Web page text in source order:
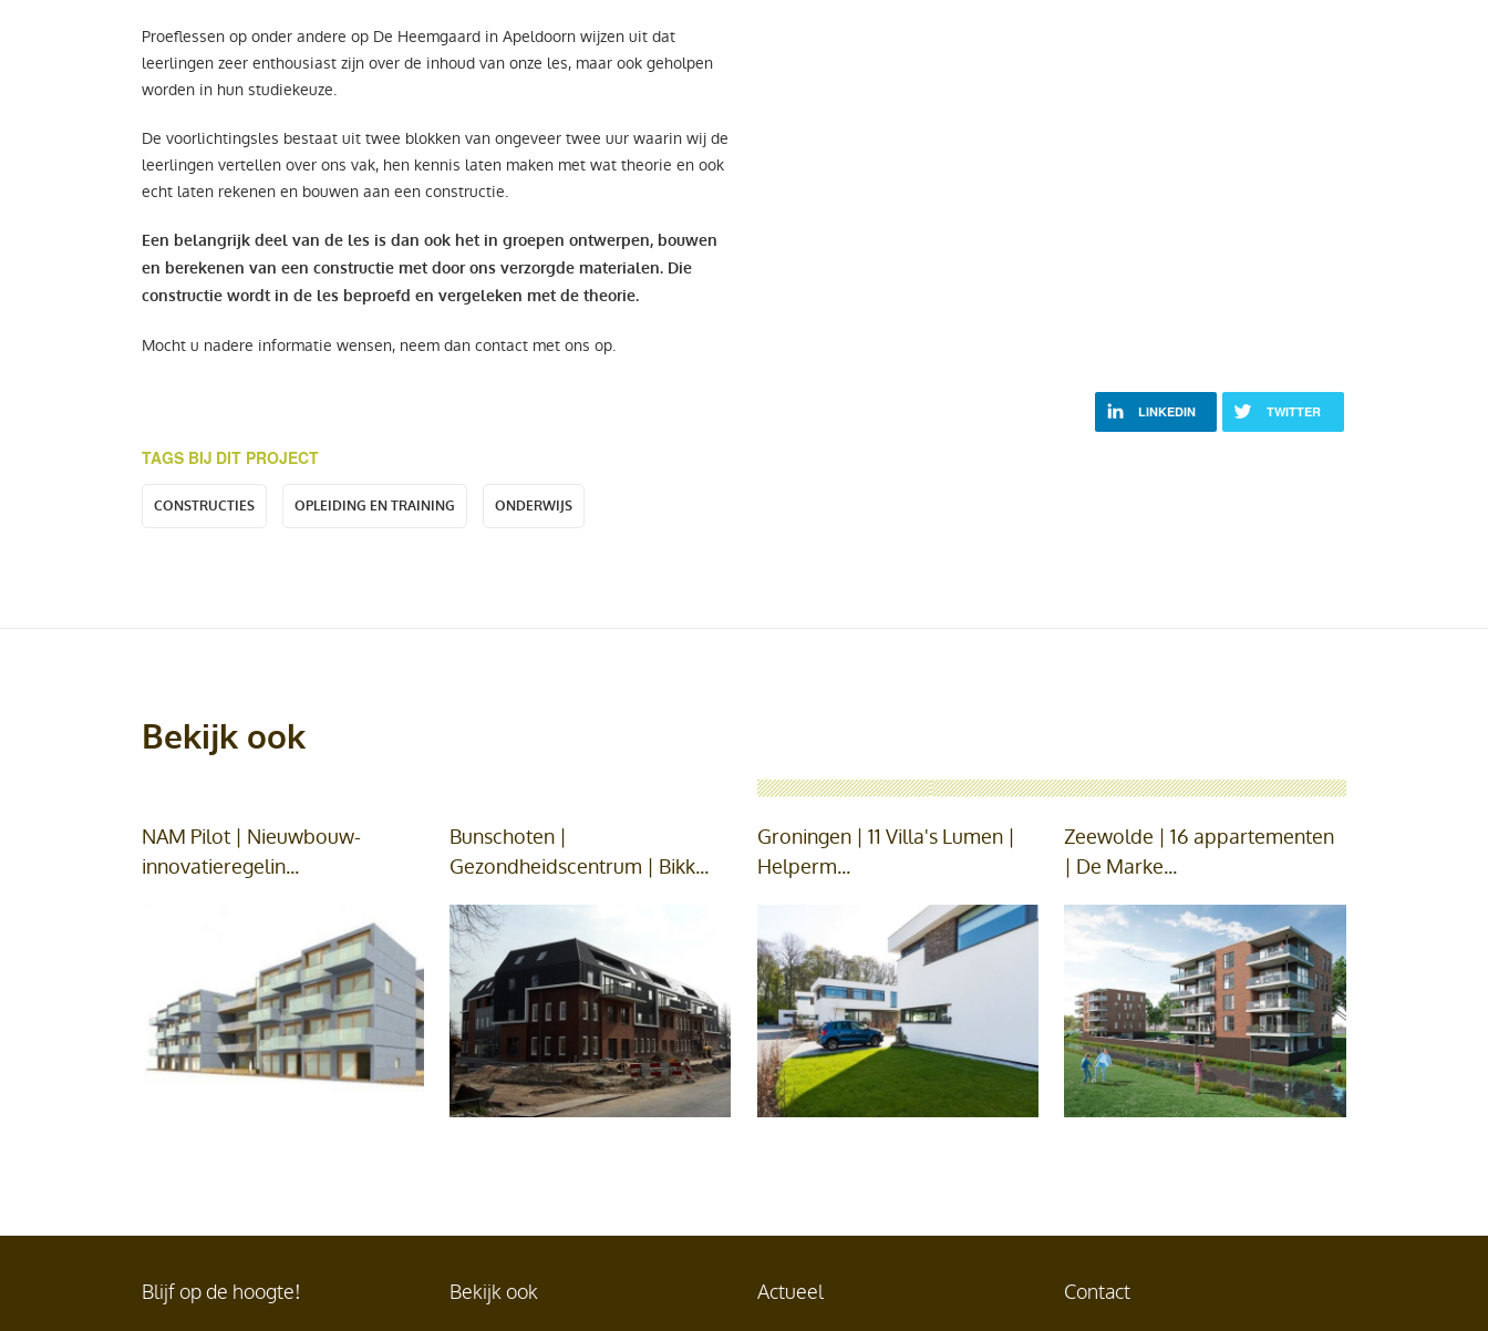
Proeflessen op onder andere op De Heemgaard in Apeldoorn wijzen uit dat
leerlingen zeer enthousiast zijn over de inhoud van onze les, maar ook geholpen
worden in hun studiekeuze.
De voorlichtingsles bestaat uit twee blokken van ongeveer twee uur waarin wij de
leerlingen vertellen over ons vak, hen kennis laten maken met wat theorie en ook
echt laten rekenen en bouwen aan een constructie.
Een belangrijk deel van de les is dan ook het in groepen ontwerpen, bouwen
en berekenen van een constructie met door ons verzorgde materialen. Die
constructie wordt in de les beproefd en vergeleken met de theorie.
Mocht u nadere informatie wensen, neem dan contact met ons op.
LINKEDIN TWITTER
TAGS BIJ DIT PROJECT
CONSTRUCTIES OPLEIDING EN TRAINING ONDERWIJS
Bekijk ook
NAM Pilot | Nieuwbouw-
innovatieregelin...
Bunschoten |
Gezondheidscentrum | Bikk...
Groningen | 11 Villa's Lumen |
Helperm...
Zeewolde | 16 appartementen
| De Marke...
Blijf op de hoogte! Bekijk ook Actueel Contact